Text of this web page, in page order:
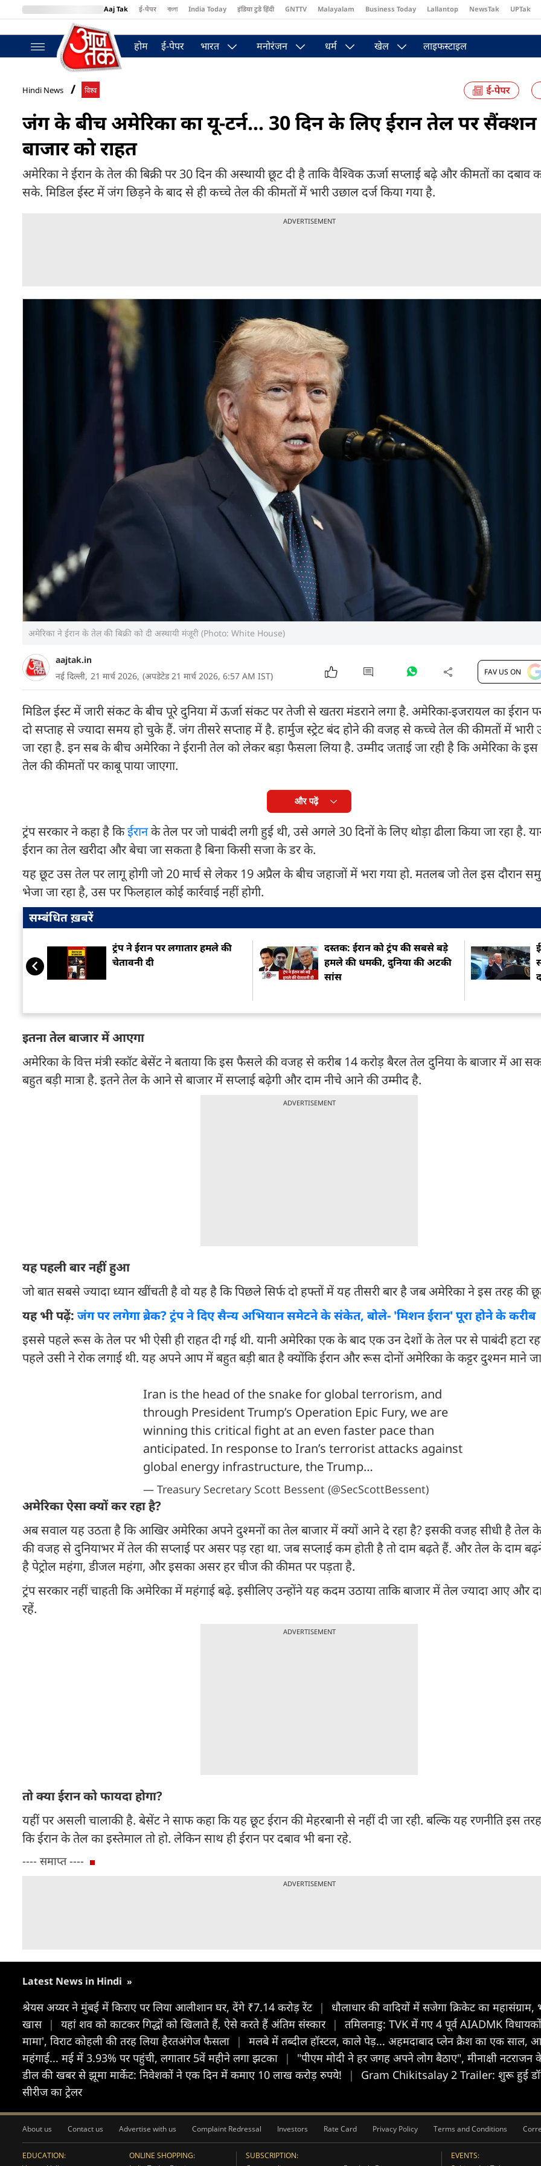
Aaj Tak ई-पेपर বাংলা India Today इंडिया टुडे हिंदी GNTTV Malayalam Business Today Lallantop NewsTak UPTak
BT Bazaar
होम ई-पेपर भारत मनोरंजन धर्म खेल लाइफस्टाइल
Hindi News विश्व
जंग के बीच अमेरिका का यू-टर्न... 30 दिन के लिए ईरान तेल पर सैंक्शन
बाजार को राहत
अमेरिका ने ईरान के तेल की बिक्री पर 30 दिन की अस्थायी छूट दी है ताकि वैश्विक ऊर्जा सप्लाई बढ़े और कीमतों का दबाव
सके. मिडिल ईस्ट में जंग छिड़ने के बाद से ही कच्चे तेल की कीमतों में भारी उछाल दर्ज किया गया है.
ADVERTISEMENT
अमेरिका ने ईरान के तेल की बिक्री को दी अस्थायी मंजूरी (Photo: White House)
aajtak.in
नई दिल्ली, 21 मार्च 2026, (अपडेटेड 21 मार्च 2026, 6:57 AM IST) FAV US ON
मिडिल ईस्ट में जारी संकट के बीच पूरे दुनिया में ऊर्जा संकट पर तेजी से खतरा मंडराने लगा है. अमेरिका-इजरायल का ईरान
दो सप्ताह से ज्यादा समय हो चुके हैं. जंग तीसरे सप्ताह में है. हार्मुज स्ट्रेट बंद होने की वजह से कच्चे तेल की कीमतों में भारी
जा रहा है. इन सब के बीच अमेरिका ने ईरानी तेल को लेकर बड़ा फैसला लिया है. उम्मीद जताई जा रही है कि अमेरिका के
तेल की कीमतों पर काबू पाया जाएगा.
और पढ़ें
ट्रंप सरकार ने कहा है किईरानके तेल पर जो पाबंदी लगी हुई थी, उसे अगले 30 दिनों के लिए थोड़ा ढीला किया जा रहा है.
ईरान का तेल खरीदा और बेचा जा सकता है बिना किसी सजा के डर के.
यह छूट उस तेल पर लागू होगी जो 20 मार्च से लेकर 19 अप्रैल के बीच जहाजों में भरा गया हो. मतलब जो तेल इस दौरान
भेजा जा रहा है, उस पर फिलहाल कोई कार्रवाई नहीं होगी.
सम्बंधित ख़बरें
ट्रंप ने ईरान पर लगातार हमले की
चेतावनी दी
दस्तक: ईरान को ट्रंप की सबसे बड़े
हमले की धमकी, दुनिया की अटकी
सांस
इतना तेल बाजार में आएगा
अमेरिका के वित्त मंत्री स्कॉट बेसेंट ने बताया कि इस फैसले की वजह से करीब 14 करोड़ बैरल तेल दुनिया के बाजार में आ
बहुत बड़ी मात्रा है. इतने तेल के आने से बाजार में सप्लाई बढ़ेगी और दाम नीचे आने की उम्मीद है.
ADVERTISEMENT
यह पहली बार नहीं हुआ
जो बात सबसे ज्यादा ध्यान खींचती है वो यह है कि पिछले सिर्फ दो हफ्तों में यह तीसरी बार है जब अमेरिका ने इस तरह की
यह भी पढ़ें: जंग पर लगेगा ब्रेक? ट्रंप ने दिए सैन्य अभियान समेटने के संकेत, बोले- 'मिशन ईरान' पूरा होने के करीब
इससे पहले रूस के तेल पर भी ऐसी ही राहत दी गई थी. यानी अमेरिका एक के बाद एक उन देशों के तेल पर से पाबंदी हटा
पहले उसी ने रोक लगाई थी. यह अपने आप में बहुत बड़ी बात है क्योंकि ईरान और रूस दोनों अमेरिका के कट्टर दुश्मन माने
Iran is the head of the snake for global terrorism, and
through President Trump’s Operation Epic Fury, we are
winning this critical fight at an even faster pace than
anticipated. In response to Iran’s terrorist attacks against
global energy infrastructure, the Trump…
— Treasury Secretary Scott Bessent (@SecScottBessent)
अमेरिका ऐसा क्यों कर रहा है?
अब सवाल यह उठता है कि आखिर अमेरिका अपने दुश्मनों का तेल बाजार में क्यों आने दे रहा है? इसकी वजह सीधी है तेल
की वजह से दुनियाभर में तेल की सप्लाई पर असर पड़ रहा था. जब सप्लाई कम होती है तो दाम बढ़ते हैं. और तेल के दाम
है पेट्रोल महंगा, डीजल महंगा, और इसका असर हर चीज की कीमत पर पड़ता है.
ट्रंप सरकार नहीं चाहती कि अमेरिका में महंगाई बढ़े. इसीलिए उन्होंने यह कदम उठाया ताकि बाजार में तेल ज्यादा आए और
रहें.
ADVERTISEMENT
तो क्या ईरान को फायदा होगा?
यहीं पर असली चालाकी है. बेसेंट ने साफ कहा कि यह छूट ईरान की मेहरबानी से नहीं दी जा रही. बल्कि यह रणनीति इस
कि ईरान के तेल का इस्तेमाल तो हो. लेकिन साथ ही ईरान पर दबाव भी बना रहे.
---- समाप्त ----
ADVERTISEMENT
Latest News in Hindi »
श्रेयस अय्यर ने मुंबई में किराए पर लिया आलीशान घर, देंगे ₹7.14 करोड़ रेंट |
धौलाधार की वादियों में सजेगा क्रिकेट का
खास | यहां शव को काटकर गिद्धों को खिलाते हैं, ऐसे करते हैं अंतिम संस्कार | तमिलनाडु: TVK में गए 4 पूर्व AIADMK
मामा', विराट कोहली की तरह लिया हैरतअंगेज फैसला
| मलबे में तब्दील हॉस्टल, काले पेड़... अहमदाबाद प्लेन क्रैश का एक साल,
महंगाई... मई में 3.93% पर पहुंची, लगातार 5वें महीने लगा झटका
| "पीएम मोदी ने हर जगह अपने लोग बैठाए", मीनाक्षी
डील की खबर से झूमा मार्केट: निवेशकों ने एक दिन में कमाए 10 लाख करोड़ रुपये!
|
Gram Chikitsalay 2 Trailer: शुरू हुई
सीरीज का ट्रेलर
About us Contact us Advertise with us Complaint Redressal Investors Rate Card Privacy Policy Terms and Conditions
EDUCATION:
ONLINE SHOPPING:
SUBSCRIPTION:
EVENTS: